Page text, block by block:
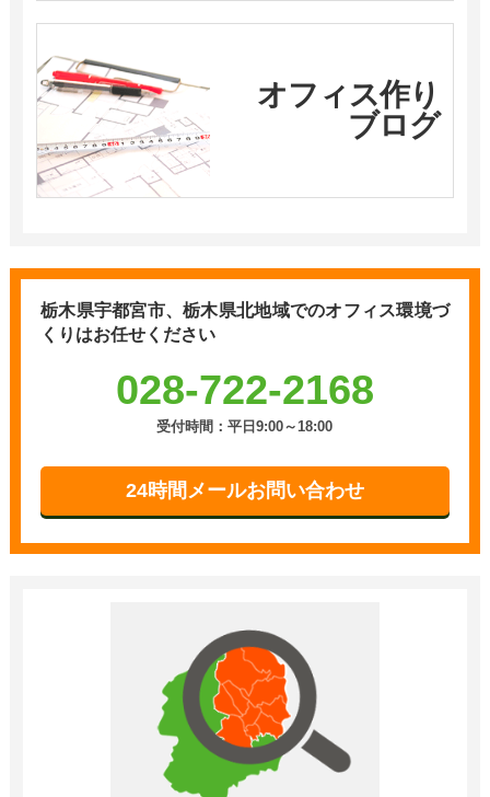
オフィス作り
ブログ
栃木県宇都宮市、栃木県北地域でのオフィス環境づ
くりはお任せください
028-722-2168
受付時間：平日9:00～18:00
24時間メールお問い合わせ